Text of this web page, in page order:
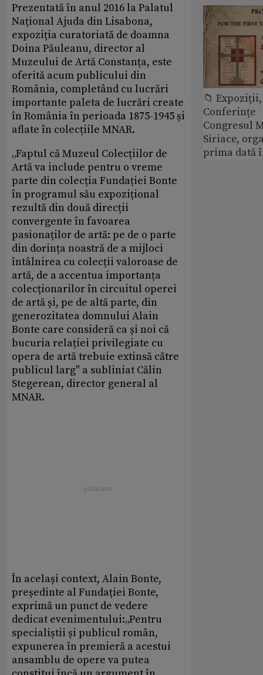
Prezentată în anul 2016 la Palatul
Național Ajuda din Lisabona,
expoziția curatoriată de doamna
Doina Păuleanu, director al
Muzeului de Artă Constanța, este
oferită acum publicului din
România, completând cu lucrări
importante paleta de lucrări create
în România în perioada 1875-1945 și
aflate în colecțiile MNAR.
„Faptul că Muzeul Colecțiilor de
Artă va include pentru o vreme
parte din colecția Fundației Bonte
în programul său expozițional
rezultă din două direcții
convergente în favoarea
pasionaților de artă: pe de o parte
din dorința noastră de a mijloci
întâlnirea cu colecții valoroase de
artă, de a accentua importanța
colecționarilor în circuitul operei
de artă și, pe de altă parte, din
generozitatea domnului Alain
Bonte care consideră ca și noi că
bucuria relației privilegiate cu
opera de artă trebuie extinsă către
publicul larg" a subliniat Călin
Stegerean, director general al
MNAR.
În același context, Alain Bonte,
președinte al Fundației Bonte,
exprimă un punct de vedere
dedicat evenimentului:„Pentru
specialiștii și publicul român,
expunerea în premieră a acestui
ansamblu de opere va putea
📁
Conferințe
Congresul
Siriace,
prima dată